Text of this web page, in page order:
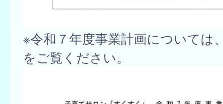
※令和７年度事業計画については
をご覧ください。